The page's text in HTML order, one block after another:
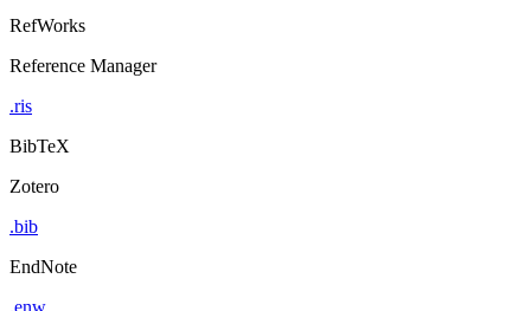
RefWorks
Reference Manager
.ris
BibTeX
Zotero
.bib
EndNote
.enw